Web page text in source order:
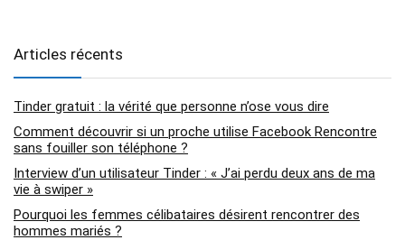
Articles récents
Tinder gratuit : la vérité que personne n’ose vous dire
Comment découvrir si un proche utilise Facebook Rencontre
sans fouiller son téléphone ?
Interview d’un utilisateur Tinder : « J’ai perdu deux ans de ma
vie à swiper »
Pourquoi les femmes célibataires désirent rencontrer des
hommes mariés ?